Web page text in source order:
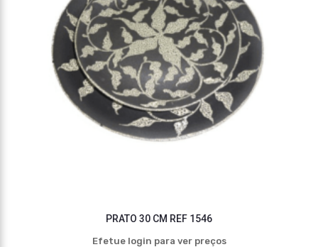
PRATO 30 CM REF 1546
Efetue login para ver preços